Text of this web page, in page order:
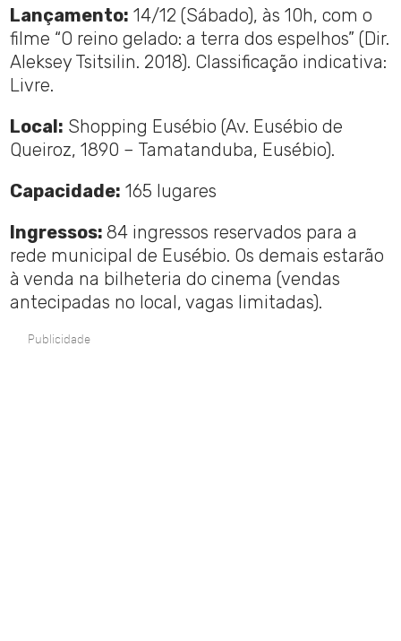
Lançamento: 14/12 (Sábado), às 10h, com o
filme “O reino gelado: a terra dos espelhos” (Dir.
Aleksey Tsitsilin. 2018). Classificação indicativa:
Livre.
Local: Shopping Eusébio (Av. Eusébio de
Queiroz, 1890 – Tamatanduba, Eusébio).
Capacidade: 165 lugares
Ingressos:84 ingressos reservados para a
rede municipal de Eusébio. Os demais estarão
à venda na bilheteria do cinema (vendas
antecipadas no local, vagas limitadas).
Publicidade